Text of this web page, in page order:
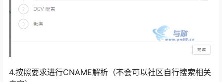
4.按照要求进行CNAME解析（不会可以社区自行搜索相关